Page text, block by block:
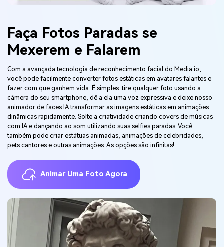
Faça Fotos Paradas se
Mexerem e Falarem
Com a avançada tecnologia de reconhecimento facial do Media.io,
você pode facilmente converter fotos estáticas em avatares falantes e
fazer com que ganhem vida. É simples: tire qualquer foto usando a
câmera do seu smartphone, dê a ela uma voz expressiva e deixe nosso
animador de faces IA transformar as imagens estáticas em animações
dinâmicas rapidamente. Solte a criatividade criando covers de músicas
com IA e dançando ao som utilizando suas selfies paradas. Você
também pode criar estátuas animadas, animações de celebridades,
pets cantores e outras animações. As opções são infinitas!
Animar Uma Foto Agora